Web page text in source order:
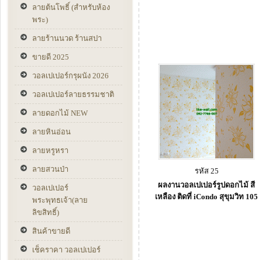
ลายต้นโพธิ์ (สำหรับห้อง
พระ)
ลายร้านนวด ร้านสปา
ขายดี 2025
วอลเปเปอร์กรุผนัง 2026
วอลเปเปอร์ลายธรรมชาติ
ลายดอกไม้ NEW
ลายหินอ่อน
ลายหรูหรา
ลายสวนป่า
วอลเปเปอร์
พระพุทธเจ้า(ลาย
ลิขสิทธิ์)
สินค้าขายดี
เช็คราคา วอลเปเปอร์
รหัส 25
ผลงานวอลเปเปอร์รูปดอกไม้ สี
เหลือง ติดที่ iCondo สุขุมวิท 105